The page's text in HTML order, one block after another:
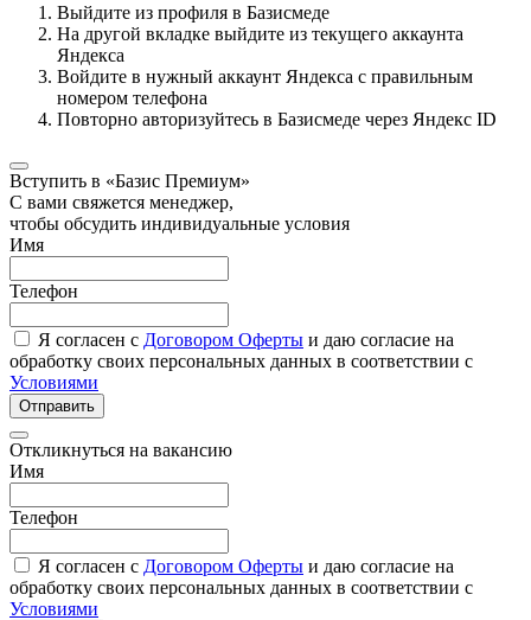
Выйдите из профиля в Базисмеде
На другой вкладке выйдите из текущего аккаунта
Яндекса
Войдите в нужный аккаунт Яндекса с правильным
номером телефона
Повторно авторизуйтесь в Базисмеде через Яндекс ID
Вступить в «Базис Премиум»
С вами свяжется менеджер,
чтобы обсудить индивидуальные условия
Имя
Телефон
Я согласен с Договором Оферты и даю согласие на
обработку своих персональных данных в соответствии с
Условиями
Отправить
Откликнуться на вакансию
Имя
Телефон
Я согласен с Договором Оферты и даю согласие на
обработку своих персональных данных в соответствии с
Условиями